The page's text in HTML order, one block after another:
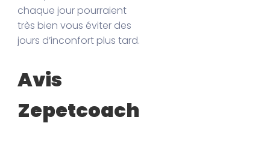
chaque jour pourraient
très bien vous éviter des
jours d’inconfort plus tard.
Avis
Zepetcoach